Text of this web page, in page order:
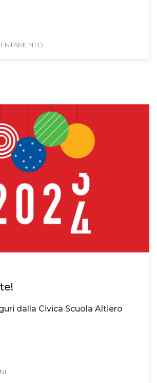
dalla Civica Scuola Altiero